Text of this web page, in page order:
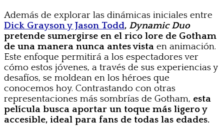
Además de explorar las dinámicas iniciales entre
Dick Grayson y Jason Todd, Dynamic Duo
pretende sumergirse en el rico lore de Gotham
de una manera nunca antes vista en animación.
Este enfoque permitirá a los espectadores ver
cómo estos jóvenes, a través de sus experiencias y
desafíos, se moldean en los héroes que
conocemos hoy. Contrastando con otras
representaciones más sombrías de Gotham, esta
película busca aportar un toque más ligero y
accesible, ideal para fans de todas las edades.